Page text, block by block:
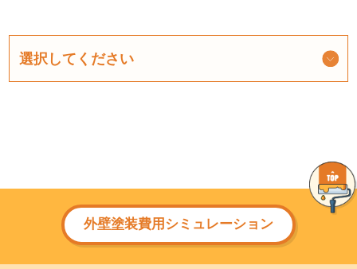
外壁塗装費用シミュレーション